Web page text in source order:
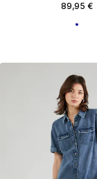
89,95 €